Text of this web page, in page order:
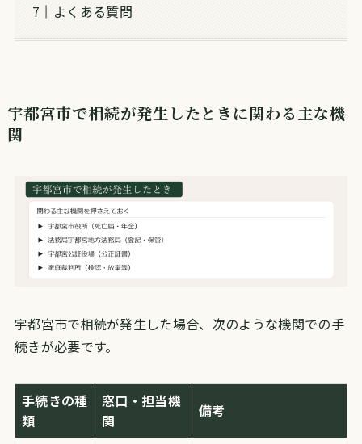
よくある質問
宇都宮市で相続が発生したときに関わる主な機
関
宇都宮市で相続が発生した場合、次のような機関での手
続きが必要です。
手続きの種
類
窓口・担当機
関
備考